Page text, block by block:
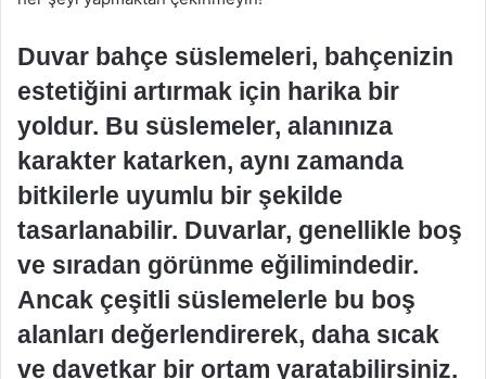
Duvar bahçe süslemeleri, bahçenizin
estetiğini artırmak için harika bir
yoldur. Bu süslemeler, alanınıza
karakter katarken, aynı zamanda
bitkilerle uyumlu bir şekilde
tasarlanabilir. Duvarlar, genellikle boş
ve sıradan görünme eğilimindedir.
Ancak çeşitli süslemelerle bu boş
alanları değerlendirerek, daha sıcak
ve davetkar bir ortam yaratabilirsiniz.